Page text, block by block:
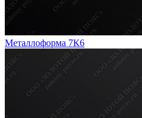
Металлоформа 7К6